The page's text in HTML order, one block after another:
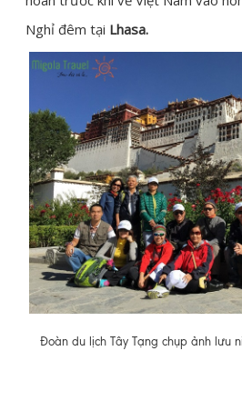
Nghỉ đêm tại Lhasa.
Đoàn du lịch Tây Tạng chụp ảnh lưu